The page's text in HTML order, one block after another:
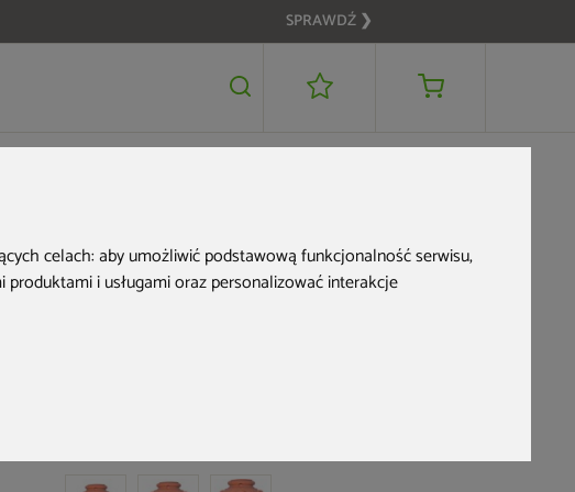
celach:aby umożliwić podstawową funkcjonalność serwisu,
i usługami oraz personalizować interakcje
SPRAWDŹ ❯
2 889 zł DODAJ DO KOSZYKA
Zbiornik na